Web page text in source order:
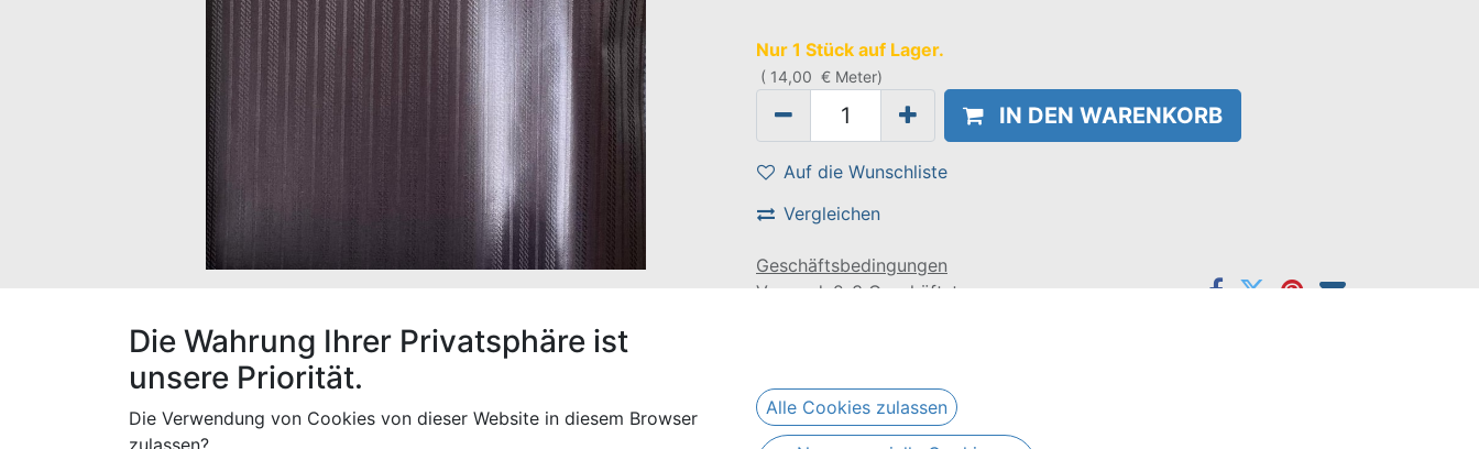
Nur 1 Stück auf Lager.
( 14,00 € Meter)
IN DEN WARENKORB
Auf die Wunschliste
Vergleichen
Geschäftsbedingungen
Versand: 2-3 Geschäftstage
Der Stoff hat eine Breite von 160 cm und eine Länge von 5,7 Metern. Er besteht aus 100% Baumwolle.
Die Wahrung Ihrer Privatsphäre ist
unsere Priorität.
Die Verwendung von Cookies von dieser Website in diesem Browser
zulassen?
Alle Cookies zulassen